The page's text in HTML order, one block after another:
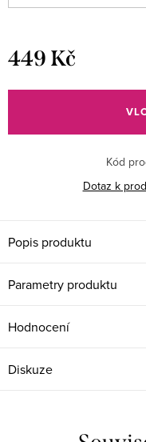
449 Kč
cena:
Kód
Dotaz k
Popis produktu
Parametry produktu
Hodnocení
Diskuze